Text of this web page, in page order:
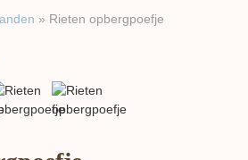
» Rieten opbergpoefje